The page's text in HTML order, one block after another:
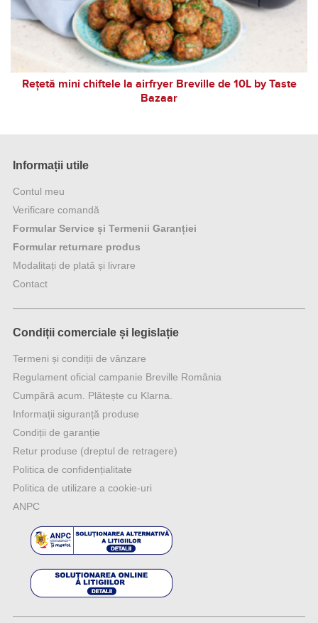
Rețetă mini chiftele la airfryer Breville de 10L by Taste
Bazaar
Informații utile
Contul meu
Verificare comandă
Formular Service și Termenii Garanției
Formular returnare produs
Modalitați de plată și livrare
Contact
Condiții comerciale și legislație
Termeni și condiții de vânzare
Regulament oficial campanie Breville România
Cumpără acum. Plătește cu Klarna.
Informații siguranță produse
Condiții de garanție
Retur produse (dreptul de retragere)
Politica de confidențialitate
Politica de utilizare a cookie-uri
ANPC